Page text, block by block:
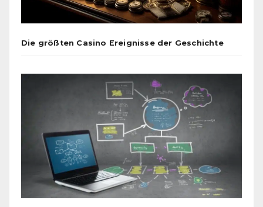
Die größten Casino Ereignisse der Geschichte